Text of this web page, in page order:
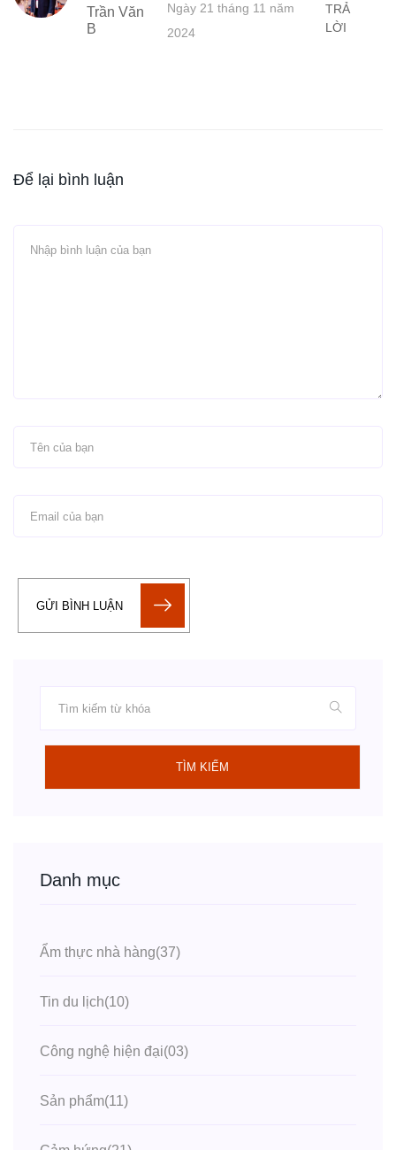
Trần Văn
B
Ngày 21 tháng 11 năm
2024
TRẢ
LỜI
Để lại bình luận
GỬI BÌNH LUẬN
TÌM KIẾM
Danh mục
Ẩm thực nhà hàng(37)
Tin du lịch(10)
Công nghệ hiện đại(03)
Sản phẩm(11)